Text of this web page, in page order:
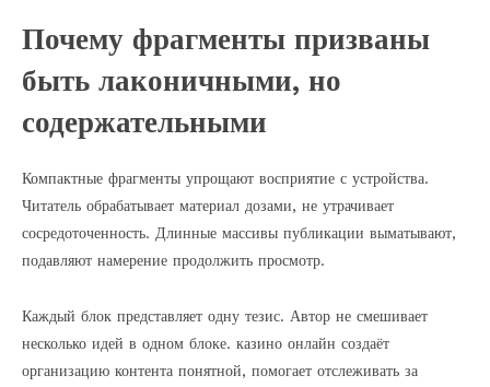
Почему фрагменты призваны
быть лаконичными, но
содержательными
Компактные фрагменты упрощают восприятие с устройства.
Читатель обрабатывает материал дозами, не утрачивает
сосредоточенность. Длинные массивы публикации выматывают,
подавляют намерение продолжить просмотр.
Каждый блок представляет одну тезис. Автор не смешивает
несколько идей в одном блоке. казино онлайн создаёт
организацию контента понятной, помогает отслеживать за